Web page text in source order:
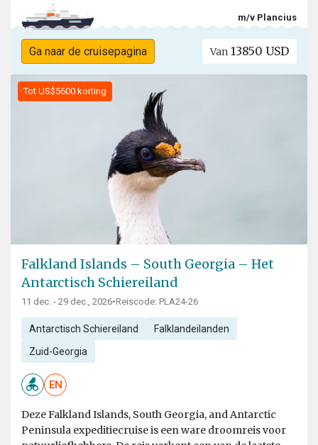
m/v Plancius
Ga naar de cruisepagina Van 13850 USD
Tot US$5600 korting
Falkland Islands – South Georgia – Het
Antarctisch Schiereiland
11 dec. - 29 dec., 2026•Reiscode: PLA24-26
Antarctisch Schiereiland Falklandeilanden
Zuid-Georgia
EN
Deze Falkland Islands, South Georgia, and Antarctic
Peninsula expeditiecruise is een ware droomreis voor